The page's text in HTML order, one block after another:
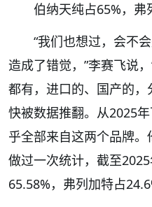
伯纳天纯占65%，弗
“我们也想过，会不
造成了错觉，”李赛飞说
都有，进口的、国产的，
快被数据推翻。从2025
乎全部来自这两个品牌
做过一次统计，截至
65.58%，弗列加特占